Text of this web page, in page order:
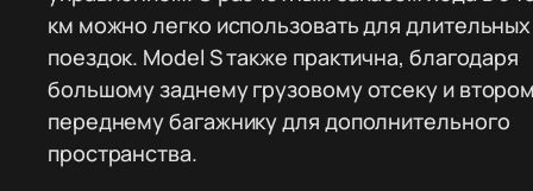
км можно легко использовать для длительных
поездок. Model S также практична, благодаря
большому заднему грузовому отсеку и
переднему багажнику для дополнительного
пространства.